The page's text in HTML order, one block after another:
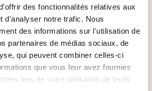
des fonctionnalités relatives aux
d'analyser notre trafic. Nous
des informations sur l'utilisation de
partenaires de médias sociaux, de
qui peuvent combiner celles-ci
que vous leur avez fournies
lors de votre utilisation de leurs